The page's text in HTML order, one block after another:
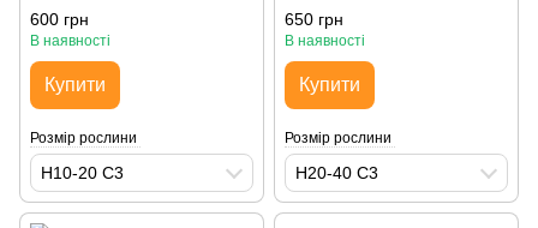
600 грн
В наявності
Купити
Розмір рослини
H10-20 С3
650 грн
В наявності
Купити
Розмір рослини
H20-40 С3